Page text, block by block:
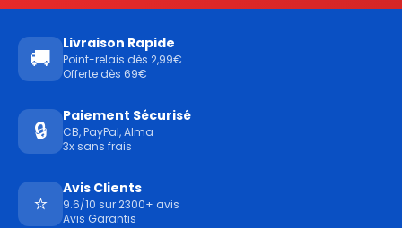
🚚
Livraison Rapide
Point-relais dès 2,99€
Offerte dès 69€
🔒
Paiement Sécurisé
CB, PayPal, Alma
3x sans frais
⭐
Avis Clients
9.6/10 sur 2300+ avis
Avis Garantis